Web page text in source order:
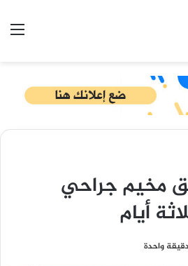
مخيم جراحي
أيام
دقيقة واحدة